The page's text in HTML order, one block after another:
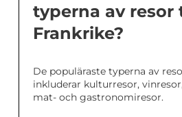
typerna av resor
Frankrike?
De populäraste typerna av
inkluderar kulturresor,
mat- och gastronomiresor.